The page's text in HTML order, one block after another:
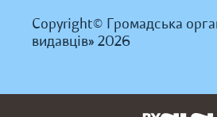
Copyright© Громадська
видавців» 2026